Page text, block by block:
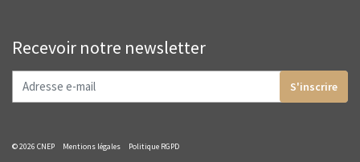
Recevoir notre newsletter
S'inscrire
© 2026 CNEP Mentions légales Politique RGPD